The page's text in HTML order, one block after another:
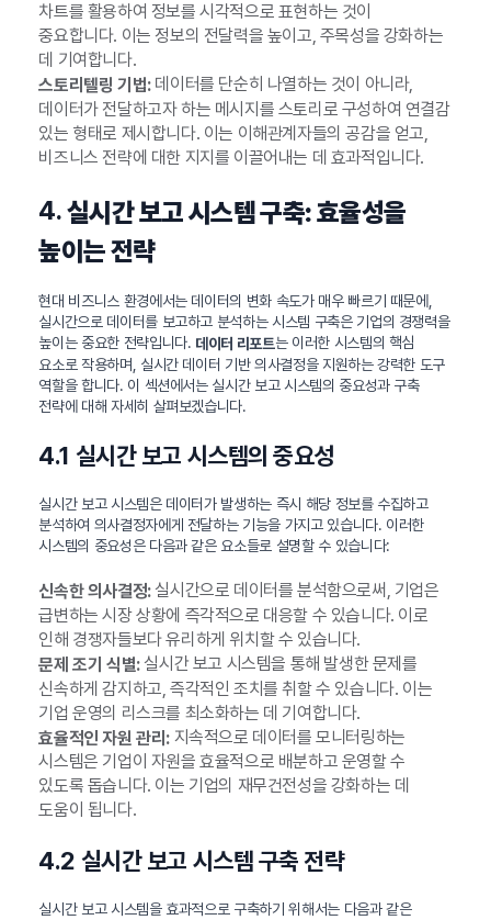
차트를 활용하여 정보를 시각적으로 표현하는 것이
중요합니다. 이는 정보의 전달력을 높이고, 주목성을 강화하는
데 기여합니다.
스토리텔링 기법:데이터를 단순히 나열하는 것이 아니라,
데이터가 전달하고자 하는 메시지를 스토리로 구성하여 연결감
있는 형태로 제시합니다. 이는 이해관계자들의 공감을 얻고,
비즈니스 전략에 대한 지지를 이끌어내는 데 효과적입니다.
4.실시간 보고 시스템 구축: 효율성을
높이는 전략
현대 비즈니스 환경에서는 데이터의 변화 속도가 매우 빠르기 때문에,
실시간으로 데이터를 보고하고 분석하는 시스템 구축은 기업의 경쟁력을
높이는 중요한 전략입니다. 데이터 리포트는 이러한 시스템의 핵심
요소로 작용하며, 실시간 데이터 기반 의사결정을 지원하는 강력한 도구
역할을 합니다. 이 섹션에서는 실시간 보고 시스템의 중요성과 구축
전략에 대해 자세히 살펴보겠습니다.
4.1 실시간 보고 시스템의 중요성
실시간 보고 시스템은 데이터가 발생하는 즉시 해당 정보를 수집하고
분석하여 의사결정자에게 전달하는 기능을 가지고 있습니다. 이러한
시스템의 중요성은 다음과 같은 요소들로 설명할 수 있습니다:
신속한 의사결정:실시간으로 데이터를 분석함으로써, 기업은
급변하는 시장 상황에 즉각적으로 대응할 수 있습니다. 이로
인해 경쟁자들보다 유리하게 위치할 수 있습니다.
문제 조기 식별:실시간 보고 시스템을 통해 발생한 문제를
신속하게 감지하고, 즉각적인 조치를 취할 수 있습니다. 이는
기업 운영의 리스크를 최소화하는 데 기여합니다.
효율적인 자원 관리:지속적으로 데이터를 모니터링하는
시스템은 기업이 자원을 효율적으로 배분하고 운영할 수
있도록 돕습니다. 이는 기업의 재무건전성을 강화하는 데
도움이 됩니다.
4.2 실시간 보고 시스템 구축 전략
실시간 보고 시스템을 효과적으로 구축하기 위해서는 다음과 같은